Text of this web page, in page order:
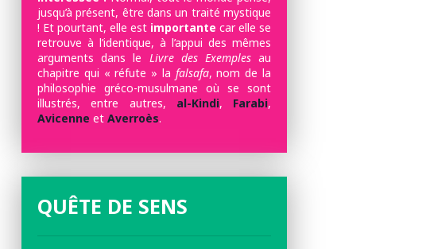
jusqu’à présent, être dans un traité mystique
! Et pourtant, elle est importante car elle se
retrouve à l’identique, à l’appui des mêmes
arguments dans le Livre des Exemplesau
chapitre qui « réfute » la falsafa, nom de la
philosophie gréco-musulmane où se sont
illustrés, entre autres, al-Kindi, Farabi,
Avicenne et Averroès.
QUÊTE DE SENS